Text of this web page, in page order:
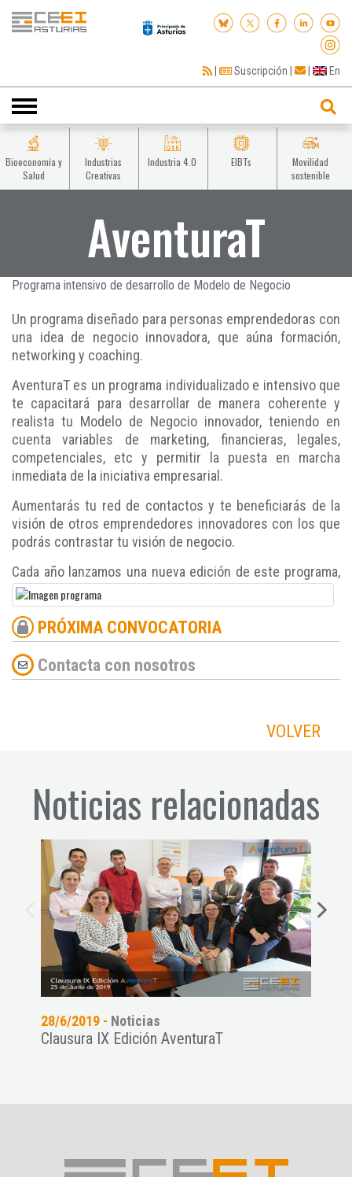
| Suscripción | | En
Toggle
navigation
Bioeconomía y
Salud
Industrias
Creativas
Industria 4.0 EIBTs
Movilidad
sostenible
AventuraT
Programa intensivo de desarrollo de Modelo de Negocio
Un programa diseñado para personas emprendedoras con
una idea de negocio innovadora, que aúna formación,
networking y coaching.
AventuraT es un programa individualizado e intensivo que
te capacitará para desarrollar de manera coherente y
realista tu Modelo de Negocio innovador, teniendo en
cuenta variables de marketing, financieras, legales,
competenciales, etc y permitir la puesta en marcha
inmediata de la iniciativa empresarial.
Aumentarás tu red de contactos y te beneficiarás de la
visión de otros emprendedores innovadores con los que
podrás contrastar tu visión de negocio.
Cada año lanzamos una nueva edición de este programa,
así que¡Estad atentos!
PRÓXIMA CONVOCATORIA
Contacta con nosotros
VOLVER
Noticias relacionadas
28/6/2019 - Noticias
Clausura IX Edición AventuraT